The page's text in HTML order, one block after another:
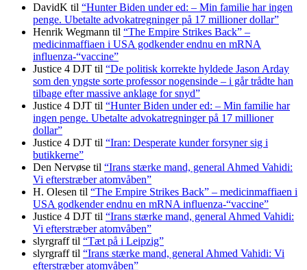
DavidK til “Hunter Biden under ed: – Min familie har ingen
penge. Ubetalte advokat­regninger på 17 millioner dollar”
Henrik Wegmann til “The Empire Strikes Back” –
medicinmaffiaen i USA godkender endnu en mRNA
influenza-“vaccine”
Justice 4 DJT til “De politisk korrekte hyldede Jason Arday
som den yngste sorte professor nogensinde – i går trådte han
tilbage efter massive anklage for snyd”
Justice 4 DJT til “Hunter Biden under ed: – Min familie har
ingen penge. Ubetalte advokat­regninger på 17 millioner
dollar”
Justice 4 DJT til “Iran: Desperate kunder forsyner sig i
butikkerne”
Den Nervøse til “Irans stærke mand, general Ahmed Vahidi:
Vi efterstræber atomvåben”
H. Olesen til “The Empire Strikes Back” – medicinmaffiaen i
USA godkender endnu en mRNA influenza-“vaccine”
Justice 4 DJT til “Irans stærke mand, general Ahmed Vahidi:
Vi efterstræber atomvåben”
slyrgrafftil “Tæt på i Leipzig”
slyrgrafftil “Irans stærke mand, general Ahmed Vahidi: Vi
efterstræber atomvåben”